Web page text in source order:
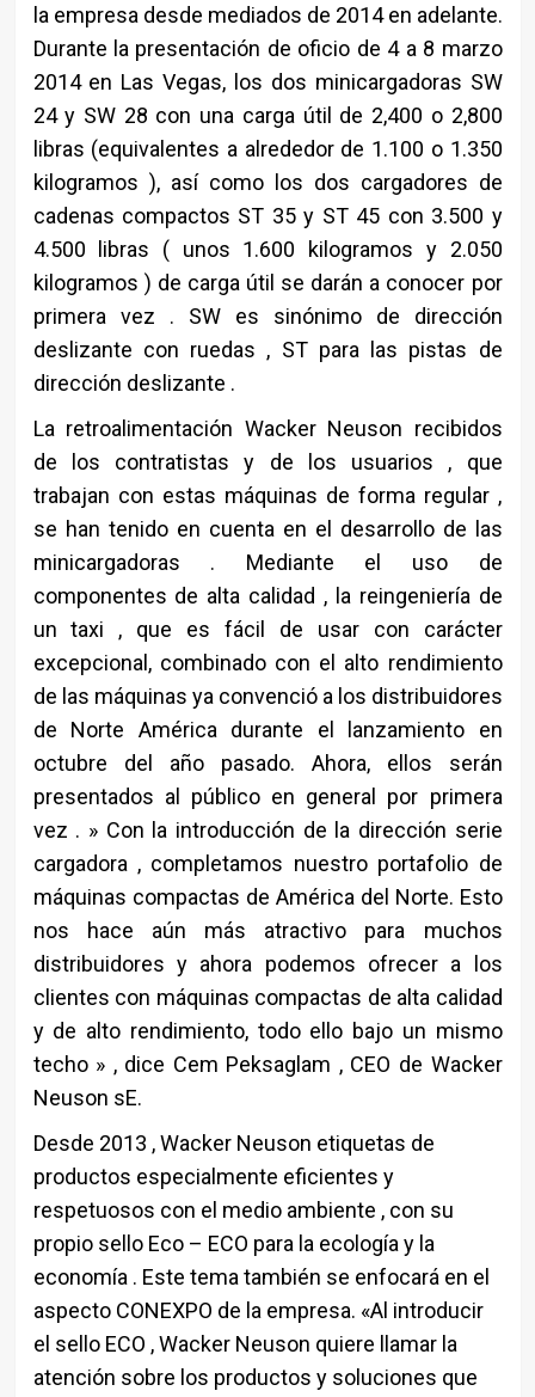
la empresa desde mediados de 2014 en adelante.
Durante la presentación de oficio de 4 a 8 marzo
2014 en Las Vegas, los dos minicargadoras SW
24 y SW 28 con una carga útil de 2,400 o 2,800
libras (equivalentes a alrededor de 1.100 o 1.350
kilogramos ), así como los dos cargadores de
cadenas compactos ST 35 y ST 45 con 3.500 y
4.500 libras ( unos 1.600 kilogramos y 2.050
kilogramos ) de carga útil se darán a conocer por
primera vez . SW es sinónimo de dirección
deslizante con ruedas , ST para las pistas de
dirección deslizante .
La retroalimentación Wacker Neuson recibidos
de los contratistas y de los usuarios , que
trabajan con estas máquinas de forma regular ,
se han tenido en cuenta en el desarrollo de las
minicargadoras . Mediante el uso de
componentes de alta calidad , la reingeniería de
un taxi , que es fácil de usar con carácter
excepcional, combinado con el alto rendimiento
de las máquinas ya convenció a los distribuidores
de Norte América durante el lanzamiento en
octubre del año pasado. Ahora, ellos serán
presentados al público en general por primera
vez . » Con la introducción de la dirección serie
cargadora , completamos nuestro portafolio de
máquinas compactas de América del Norte. Esto
nos hace aún más atractivo para muchos
distribuidores y ahora podemos ofrecer a los
clientes con máquinas compactas de alta calidad
y de alto rendimiento, todo ello bajo un mismo
techo » , dice Cem Peksaglam , CEO de Wacker
Neuson sE.
Desde 2013 , Wacker Neuson etiquetas de
productos especialmente eficientes y
respetuosos con el medio ambiente , con su
propio sello Eco – ECO para la ecología y la
economía . Este tema también se enfocará en el
aspecto CONEXPO de la empresa. «Al introducir
el sello ECO , Wacker Neuson quiere llamar la
atención sobre los productos y soluciones que